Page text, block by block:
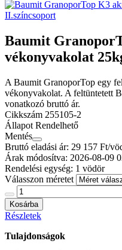
Baumit
vékonyvakolat
A Baumit GranoporTop egy
vékonyvakolat. A feltüntetett
vonatkozó bruttó ár.
Cikkszám 255105-2
Állapot Rendelhető
Mentés
Bruttó eladási ár: 29 157 Ft/
Árak módosítva: 2026-08-09
Rendelési egység: 1 vödör
Válasszon méretet
Kosárba
Részletek
Tulajdonságok